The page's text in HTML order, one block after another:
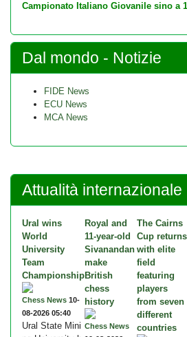
Campionato Italiano Giovanile sino a
Dal mondo - Notizie
FIDE News
ECU News
MCA News
Attualità internazionale
Ural wins
World
University
Team
Championship
Chess News 10-
08-2026 05:40
Ural State Mini
Royal and
11-year-old
Sivanandan
make
British
chess
history
Chess News
The Cairns
Cup returns
with elite
field
featuring
players
from seven
different
countries